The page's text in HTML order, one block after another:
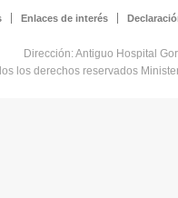
Enlaces de interés
Dirección: Antiguo Hospital
los derechos reservados